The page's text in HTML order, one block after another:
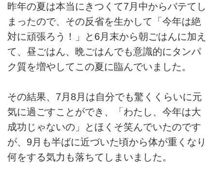
昨年の夏は本当にきつくて7月中からバテてし
まったので、その反省を生かして「今年は絶
対に頑張ろう！」と6月末から朝ごはんに加え
て、昼ごはん、晩ごはんでも意識的にタンパ
ク質を増やしてこの夏に臨んでいました。
その結果、7月8月は自分でも驚くくらいに元
気に過ごすことができ、「わたし、今年は大
成功じゃないの」とほくそ笑んでいたのです
が、9月も半ばに近づいた頃から体が重くなり
何をする気力も落ちてしまいました。